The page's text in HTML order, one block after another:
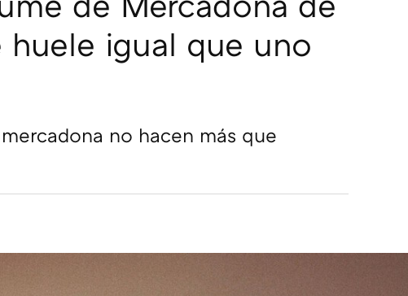
igual que uno
no hacen más que